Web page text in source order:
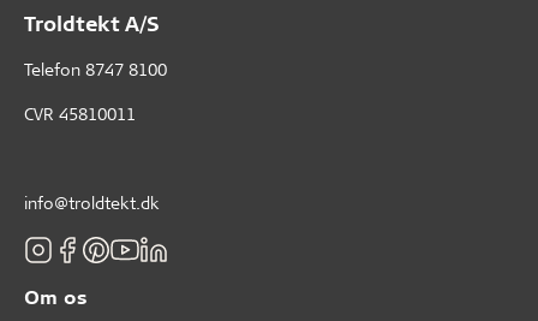
Troldtekt A/S
Telefon 8747 8100
CVR 45810011
info@troldtekt.dk
Om os